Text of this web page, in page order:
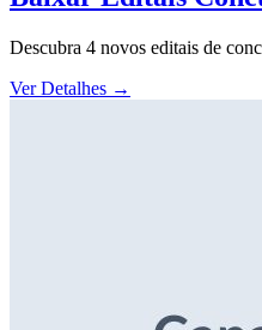
Descubra 4 novos editais de
Ver Detalhes →